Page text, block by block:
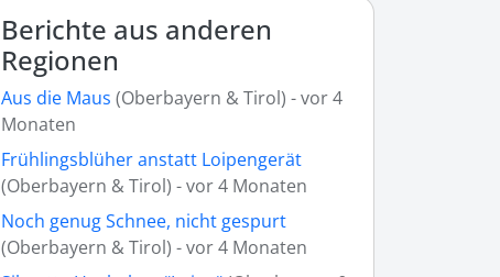
Berichte aus anderen
Regionen
Aus die Maus (Oberbayern & Tirol) - vor 4
Monaten
Frühlingsblüher anstatt Loipengerät
(Oberbayern & Tirol) - vor 4 Monaten
Noch genug Schnee, nicht gespurt
(Oberbayern & Tirol) - vor 4 Monaten